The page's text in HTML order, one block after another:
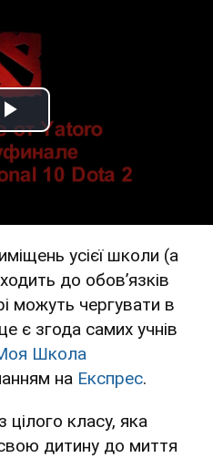
Play Video
усієї школи (а
до обов’язків
можуть чергувати в
є згода самих учнів
Школа
на Експрес.
класу, яка
дитину до миття